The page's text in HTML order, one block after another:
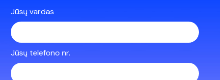
Jūsų vardas
Jūsų telefono nr.